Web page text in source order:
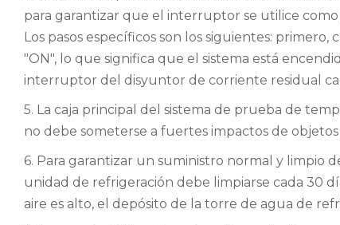
para garantizar que el interruptor se utilice
Los pasos específicos son los siguientes:
"ON", lo que significa que el sistema está
interruptor del disyuntor de corriente residual
5. La caja principal del sistema de prueba de
no debe someterse a fuertes impactos de
6. Para garantizar un suministro normal y limpio
unidad de refrigeración debe limpiarse cada 30
aire es alto, el depósito de la torre de agua de